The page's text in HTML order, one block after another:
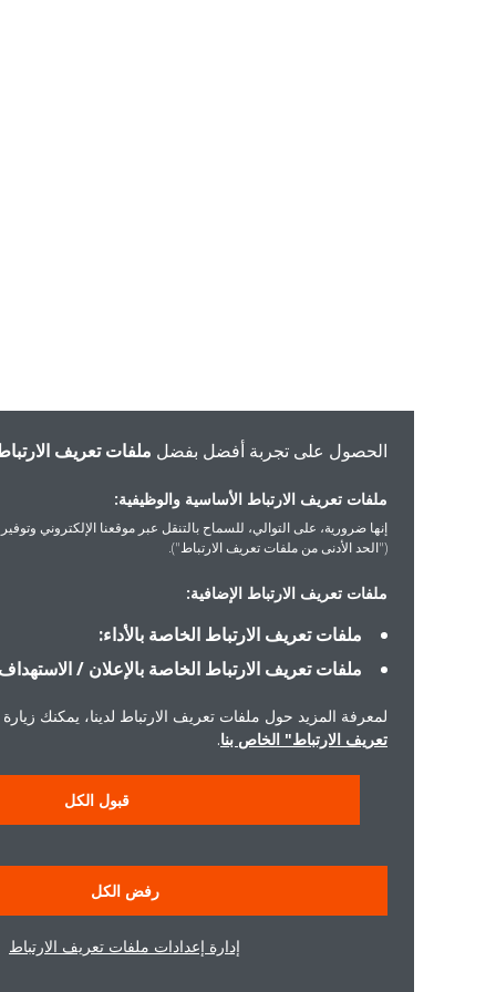
الحصول على تجربة أفضل بفضلملفات تعريف الارتباط
ملفات تعريف الارتباط الأساسية والوظيفية:
إنها ضرورية، على التوالي، للسماح بالتنقل عبر موقعنا الإلكتروني وتوفير الخدمات
("الحد الأدنى من ملفات تعريف الارتباط").
ملفات تعريف الارتباط الإضافية:
ملفات تعريف الارتباط الخاصة بالأداء:
ملفات تعريف الارتباط الخاصة بالإعلان / الاستهداف:
لمعرفة المزيد حول ملفات تعريف الارتباط لدينا، يمكنك زيارة "إشعار
تعريف الارتباط" الخاص بنا.
إدارة إعدادات ملفات تعريف الارتباط